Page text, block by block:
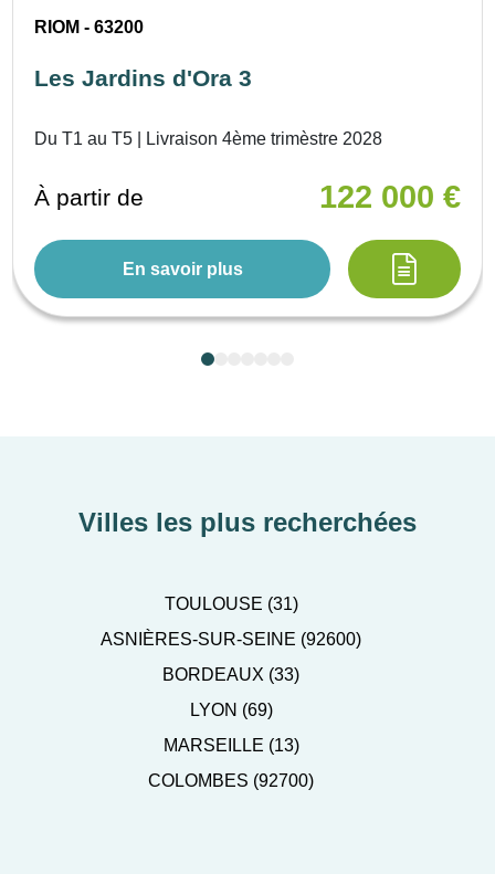
RIOM - 63200
Les Jardins d'Ora 3
Du T1 au T5 | Livraison 4ème trimèstre 2028
À partir de 122 000 €
En savoir plus
Villes les plus recherchées
TOULOUSE (31)
ASNIÈRES-SUR-SEINE (92600)
BORDEAUX (33)
LYON (69)
MARSEILLE (13)
COLOMBES (92700)